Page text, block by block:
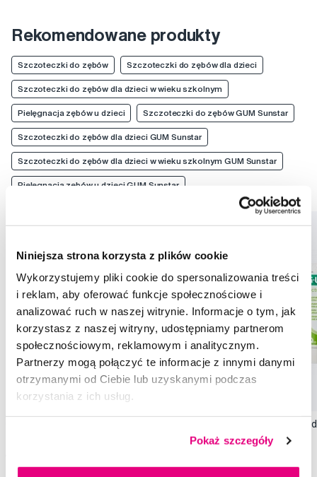
Niniejsza strona korzysta z plików cookie
Wykorzystujemy pliki cookie do spersonalizowania treści
i reklam, aby oferować funkcje społecznościowe i
analizować ruch w naszej witrynie. Informacje o tym, jak
korzystasz z naszej witryny, udostępniamy partnerom
społecznościowym, reklamowym i analitycznym.
Partnerzy mogą połączyć te informacje z innymi danymi
otrzymanymi od Ciebie lub uzyskanymi podczas
korzystania z ich usług.
Pokaż szczegóły
Rekomendowane produkty
Szczoteczki do zębów Szczoteczki do zębów dla dzieci
Szczoteczki do zębów dla dzieci w wieku szkolnym
Pielęgnacja zębów u dzieci Szczoteczki do zębów GUM Sunstar
Szczoteczki do zębów dla dzieci GUM Sunstar
Szczoteczki do zębów dla dzieci w wieku szkolnym GUM Sunstar
Pielęgnacja zębów u dzieci GUM Sunstar
GUM ActiVital pasta